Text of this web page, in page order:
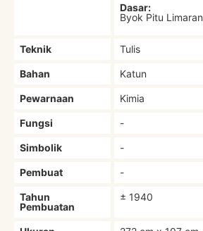
Dasar:
Byok Pitu Limaran
Teknik Tulis
Bahan Katun
Pewarnaan Kimia
Fungsi -
Simbolik -
Pembuat -
Tahun
Pembuatan
± 1940